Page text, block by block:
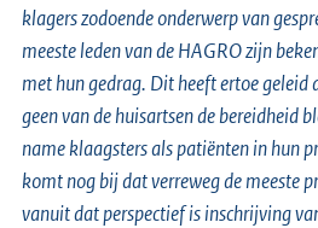
klagers zodoende onderwerp van
meeste leden van de HAGRO zijn
met hun gedrag. Dit heeft ertoe geleid
geen van de huisartsen de bereidheid
name klaagsters als patiënten in hun
komt nog bij dat verreweg de meeste
vanuit dat perspectief is inschrijving